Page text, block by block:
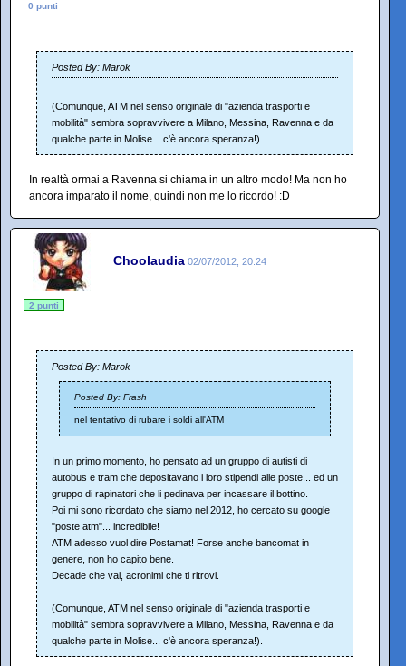
0 punti
Posted By: Marok
(Comunque, ATM nel senso originale di "azienda trasporti e
mobilità" sembra sopravvivere a Milano, Messina, Ravenna e da
qualche parte in Molise... c'è ancora speranza!).
In realtà ormai a Ravenna si chiama in un altro modo! Ma non ho
ancora imparato il nome, quindi non me lo ricordo! :D
Choolaudia 02/07/2012, 20:24
2 punti
Posted By: Marok
Posted By: Frash
nel tentativo di rubare i soldi all'ATM
In un primo momento, ho pensato ad un gruppo di autisti di
autobus e tram che depositavano i loro stipendi alle poste... ed un
gruppo di rapinatori che li pedinava per incassare il bottino.
Poi mi sono ricordato che siamo nel 2012, ho cercato su google
"poste atm"... incredibile!
ATM adesso vuol dire Postamat! Forse anche bancomat in
genere, non ho capito bene.
Decade che vai, acronimi che ti ritrovi.
(Comunque, ATM nel senso originale di "azienda trasporti e
mobilità" sembra sopravvivere a Milano, Messina, Ravenna e da
qualche parte in Molise... c'è ancora speranza!).